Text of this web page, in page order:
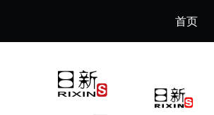
首页